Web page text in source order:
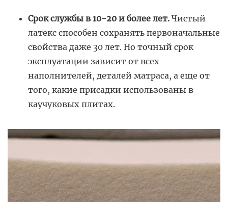
Срок службы в 10-20 и более лет. Чистый
латекс способен сохранять первоначальные
свойства даже 30 лет. Но точный срок
эксплуатации зависит от всех
наполнителей, деталей матраса, а еще от
того, какие присадки использованы в
каучуковых плитах.